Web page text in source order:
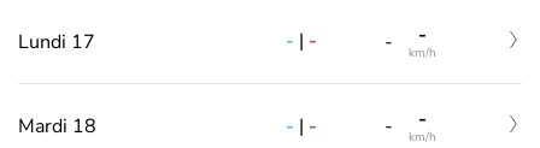
Lundi 17 - | - - -
km/h
Mardi 18 - | - - -
km/h